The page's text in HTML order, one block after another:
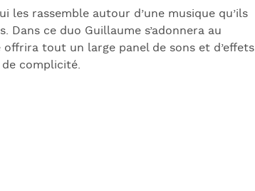
les rassemble autour d’une musique qu’ils
ce duo Guillaume s’adonnera au
tout un large panel de sons et d’effets
complicité.